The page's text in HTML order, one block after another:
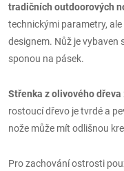
tradičních outdoorových
technickými parametry,
designem. Nůž je vybaven
sponou na pásek.
Střenka z olivového dřeva
rostoucí dřevo je tvrdé a
nože může mít odlišnou
Pro zachování ostrosti